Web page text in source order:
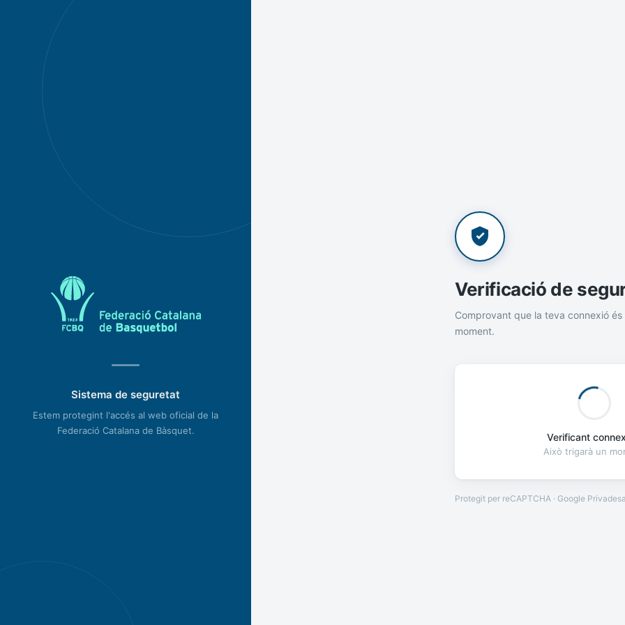
Sistema de seguretat
Estem protegint l'accés al web oficial de la
Federació Catalana de Bàsquet.
Verificació de
Comprovant que la teva connexió és
moment.
Verificant
Això trigarà un
Protegit per reCAPTCHA · Google Privadesa